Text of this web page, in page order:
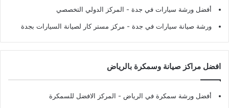
أفضل ورشة سيارات في جدة - المركز الدولي التخصصي
ورشة صيانة سيارات في جدة - مركز مستر كار لصيانة السيارات بجدة
افضل مراكز صيانة وسمكرة بالرياض
أفضل ورشة سمكرة في الرياض - المركز الافضل للسمكرة